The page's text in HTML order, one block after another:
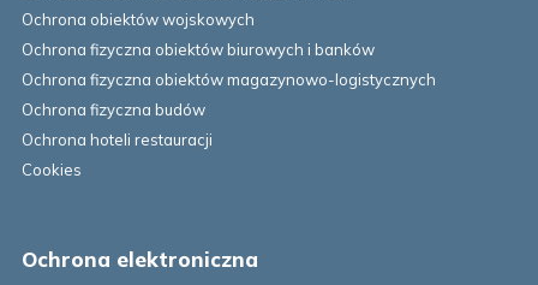
Ochrona obiektów wojskowych
Ochrona fizyczna obiektów biurowych i banków
Ochrona fizyczna obiektów magazynowo-logistycznych
Ochrona fizyczna budów
Ochrona hoteli restauracji
Cookies
Ochrona elektroniczna